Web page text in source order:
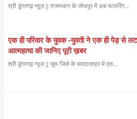
श्री डूंगरगढ़ न्यूज़ || राजस्थान के जोधपुर में अब फायरिंग...
एक ही परिवार के युवक -युवती ने एक ही पेड़ से
आत्महत्या की जानिए पूरी ख़बर
श्री डूंगरगढ़ न्यूज || चूरू जिले के सरदारशहर में एक...